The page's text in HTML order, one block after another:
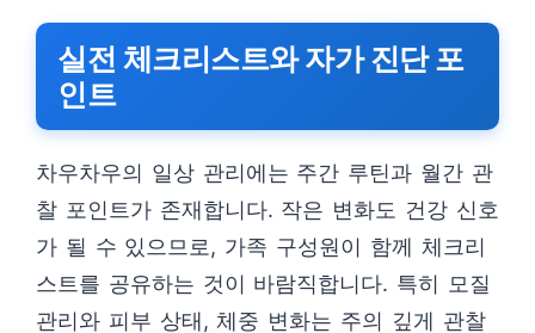
실전 체크리스트와 자가 진단 포
인트
차우차우의 일상 관리에는 주간 루틴과 월간 관
찰 포인트가 존재합니다. 작은 변화도 건강 신호
가 될 수 있으므로, 가족 구성원이 함께 체크리
스트를 공유하는 것이 바람직합니다. 특히 모질
관리와 피부 상태, 체중 변화는 주의 깊게 관찰